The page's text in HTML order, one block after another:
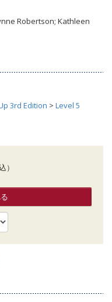
Robertson; Kathleen
3rd Edition > Level 5
）